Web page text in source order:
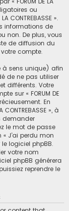
ou
CONTREBASSE ».
informations de
non. De plus, vous
de diffusion du
compte.
à sens unique) afin
de ne pas utiliser
différents. Votre
sur « FORUM DE
En
», à
demander
le mot de passe
J’ai perdu mon
logiciel phpBB.
votre nom
phpBB générera
reprendre le